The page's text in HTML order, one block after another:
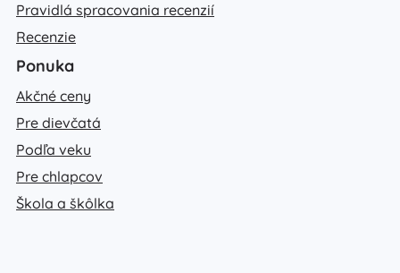
Pravidlá spracovania recenzií
Recenzie
Ponuka
Akčné ceny
Pre dievčatá
Podľa veku
Pre chlapcov
Škola a škôlka